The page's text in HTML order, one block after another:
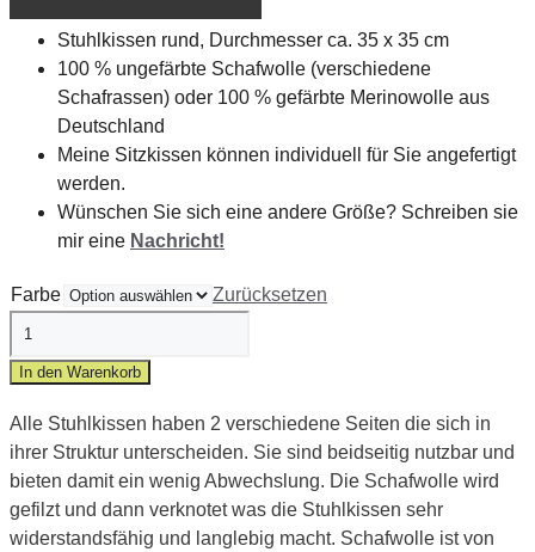
Stuhlkissen rund, Durchmesser ca. 35 x 35 cm
100 % ungefärbte Schafwolle (verschiedene
Schafrassen) oder 100 % gefärbte Merinowolle aus
Deutschland
Meine Sitzkissen können individuell für Sie angefertigt
werden.
Wünschen Sie sich eine andere Größe? Schreiben sie
mir eine Nachricht!
Farbe
Zurücksetzen
Sitzkissen
rund
Menge
In den Warenkorb
Alle Stuhlkissen haben 2 verschiedene Seiten die sich in
ihrer Struktur unterscheiden. Sie sind beidseitig nutzbar und
bieten damit ein wenig Abwechslung. Die Schafwolle wird
gefilzt und dann verknotet was die Stuhlkissen sehr
widerstandsfähig und langlebig macht. Schafwolle ist von